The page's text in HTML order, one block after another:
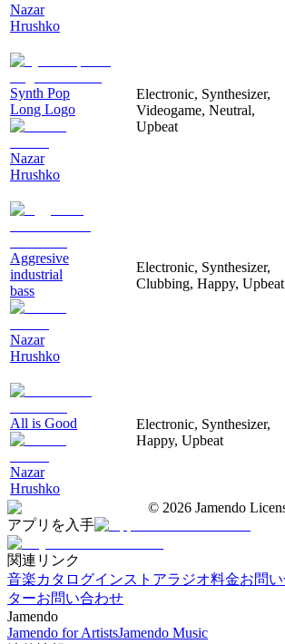
Nazar
Hrushko
Synth Pop
Long Logo
Nazar
Hrushko
Electronic, Synthesizer,
Videogame, Neutral,
Upbeat
Aggresive
industrial
bass
Nazar
Hrushko
Electronic, Synthesizer,
Clubbing, Happy, Upbeat
All is Good
Nazar
Hrushko
Electronic, Synthesizer,
Happy, Upbeat
© 2026 Jamendo
アプリを入手
関連リンク
音楽カタログインストアラジオ料金お問
ターお問い合わせ
Jamendo
Jamendo for ArtistsJamendo Music